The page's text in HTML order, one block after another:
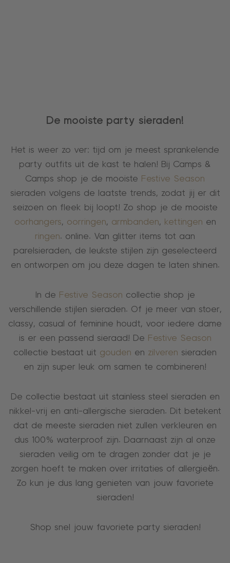
De mooiste party sieraden!
Het is weer zo ver: tijd om je meest sprankelende
party outfits uit de kast te halen! Bij Camps &
Camps shop je de mooiste Festive Season
sieraden volgens de laatste trends, zodat jij er dit
seizoen on fleek bij loopt! Zo shop je de mooiste
oorhangers, oorringen, armbanden, kettingen en
ringen. online. Van glitter items tot aan
parelsieraden, de leukste stijlen zijn geselecteerd
en ontworpen om jou deze dagen te laten shinen.
In de Festive Season collectie shop je
verschillende stijlen sieraden. Of je meer van stoer,
classy, casual of feminine houdt, voor iedere dame
is er een passend sieraad! De Festive Season
collectie bestaat uit gouden en zilveren sieraden
en zijn super leuk om samen te combineren!
De collectie bestaat uit stainless steel sieraden en
nikkel-vrij en anti-allergische sieraden. Dit betekent
dat de meeste sieraden niet zullen verkleuren en
dus 100% waterproof zijn. Daarnaast zijn al onze
sieraden veilig om te dragen zonder dat je je
zorgen hoeft te maken over irritaties of allergieën.
Zo kun je dus lang genieten van jouw favoriete
sieraden!
Shop snel jouw favoriete party sieraden!